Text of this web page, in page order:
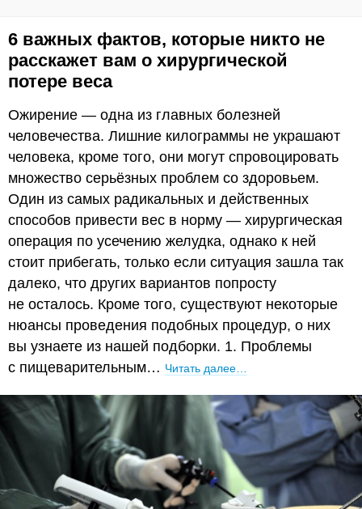
6 важных фактов, которые никто не
расскажет вам о хирургической
потере веса
Ожирение — одна из главных болезней
человечества. Лишние килограммы не украшают
человека, кроме того, они могут спровоцировать
множество серьёзных проблем со здоровьем.
Один из самых радикальных и действенных
способов привести вес в норму — хирургическая
операция по усечению желудка, однако к ней
стоит прибегать, только если ситуация зашла так
далеко, что других вариантов попросту
не осталось. Кроме того, существуют некоторые
нюансы проведения подобных процедур, о них
вы узнаете из нашей подборки. 1. Проблемы
с пищеварительным… Читать далее…